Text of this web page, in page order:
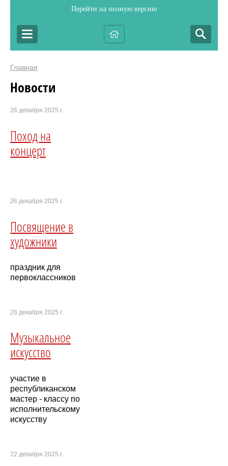
Перейти на полную версию
Главная
Новости
26 декабря 2025 г.
Поход на
концерт
26 декабря 2025 г.
Посвящение в
художники
праздник для
первоклассников
26 декабря 2025 г.
Музыкальное
искусство
участие в
республиканском
мастер - классу по
исполнительскому
искусству
22 декабря 2025 г.